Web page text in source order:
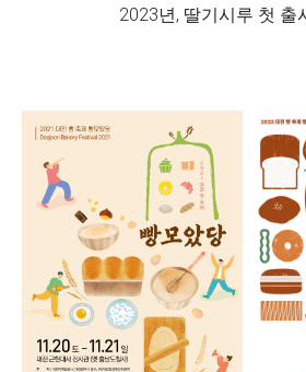
2023년, 딸기시루 첫 출